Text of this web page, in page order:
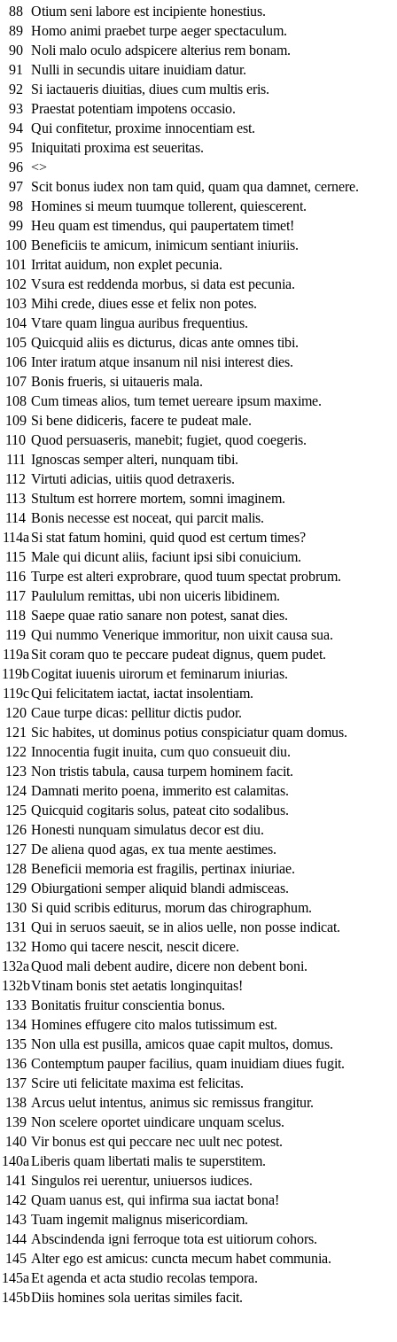
88 Otium seni labore est incipiente honestius.
89 Homo animi praebet turpe aeger spectaculum.
90 Noli malo oculo adspicere alterius rem bonam.
91
Nulli in secundis uitare inuidiam datur.
92
Si iactaueris diuitias, diues cum multis eris.
93 Praestat potentiam impotens occasio.
94 Qui confitetur, proxime innocentiam est.
95 Iniquitati proxima est seueritas.
96 <>
97
Scit bonus iudex non tam quid, quam qua damnet, cernere.
98 Homines si meum tuumque tollerent, quiescerent.
99 Heu quam est timendus, qui paupertatem timet!
100 Beneficiis te amicum, inimicum sentiant iniuriis.
101 Irritat auidum, non explet pecunia.
102 Vsura est reddenda morbus, si data est pecunia.
103 Mihi crede, diues esse et felix non potes.
104 Vtare quam lingua auribus frequentius.
105 Quicquid aliis es dicturus, dicas ante omnes tibi.
106 Inter iratum atque insanum nil nisi interest dies.
107 Bonis frueris, si uitaueris mala.
108 Cum timeas alios, tum temet uereare ipsum maxime.
109 Si bene didiceris, facere te pudeat male.
110 Quod persuaseris, manebit; fugiet, quod coegeris.
111 Ignoscas semper alteri, nunquam tibi.
112 Virtuti adicias, uitiis quod detraxeris.
113 Stultum est horrere mortem, somni imaginem.
114 Bonis necesse est noceat, qui parcit malis.
114a Si stat fatum homini, quid quod est certum times?
115 Male qui dicunt aliis, faciunt ipsi sibi conuicium.
116 Turpe est alteri exprobrare, quod tuum spectat probrum.
117 Paululum remittas, ubi non uiceris libidinem.
118 Saepe quae ratio sanare non potest, sanat dies.
119 Qui nummo Venerique immoritur, non uixit causa sua.
119a Sit coram quo te peccare pudeat dignus, quem pudet.
119bCogitat iuuenis uirorum et feminarum iniurias.
119cQui felicitatem iactat, iactat insolentiam.
120 Caue turpe dicas: pellitur dictis pudor.
121 Sic habites, ut dominus potius conspiciatur quam domus.
122 Innocentia fugit inuita, cum quo consueuit diu.
123 Non tristis tabula, causa turpem hominem facit.
124 Damnati merito poena, immerito est calamitas.
125 Quicquid cogitaris solus, pateat cito sodalibus.
126 Honesti nunquam simulatus decor est diu.
127 De aliena quod agas, ex tua mente aestimes.
128 Beneficii memoria est fragilis, pertinax iniuriae.
129 Obiurgationi semper aliquid blandi admisceas.
130 Si quid scribis editurus, morum das chirographum.
131 Qui in seruos saeuit, se in alios uelle, non posse indicat.
132 Homo qui tacere nescit, nescit dicere.
132aQuod mali debent audire, dicere non debent boni.
132bVtinam bonis stet aetatis longinquitas!
133 Bonitatis fruitur conscientia bonus.
134 Homines effugere cito malos tutissimum est.
135 Non ulla est pusilla, amicos quae capit multos, domus.
136 Contemptum pauper facilius, quam inuidiam diues fugit.
137 Scire uti felicitate maxima est felicitas.
138 Arcus uelut intentus, animus sic remissus frangitur.
139 Non scelere oportet uindicare unquam scelus.
140 Vir bonus est qui peccare nec uult nec potest.
140aLiberis quam libertati malis te superstitem.
141 Singulos rei uerentur, uniuersos iudices.
142 Quam uanus est, qui infirma sua iactat bona!
143 Tuam ingemit malignus misericordiam.
144 Abscindenda igni ferroque tota est uitiorum cohors.
145 Alter ego est amicus: cuncta mecum habet communia.
145aEt agenda et acta studio recolas tempora.
145bDiis homines sola ueritas similes facit.